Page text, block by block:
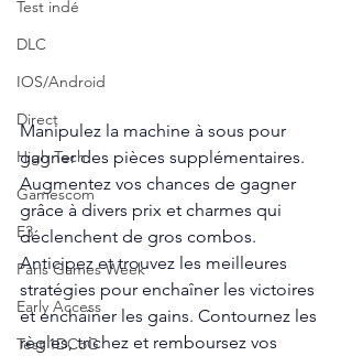
Test indé
DLC
IOS/Android
Direct
High Tech
Gamescom
E3
Paris Games Week
Early Access
Test 1DCoG
Manipulez la machine à sous pour
gagner des pièces supplémentaires.
Augmentez vos chances de gagner
grâce à divers prix et charmes qui
déclenchent de gros combos.
Anticipez et trouvez les meilleures
stratégies pour enchaîner les victoires
et enchaîner les gains. Contournez les
règles, trichez et remboursez vos